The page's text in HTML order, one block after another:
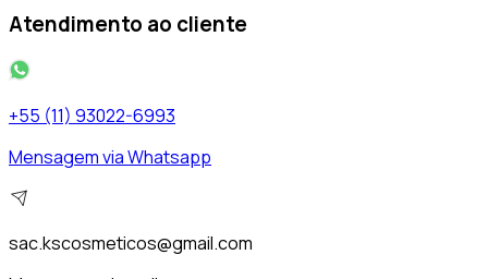
Atendimento ao cliente
+55 (11) 93022-6993
Mensagem via Whatsapp
sac.kscosmeticos@gmail.com